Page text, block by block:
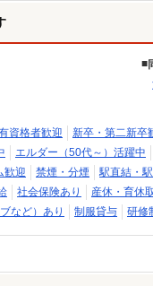
資格者歓迎 新卒・第二新卒
エルダー（50代～）活躍中
歓迎 禁煙・分煙 駅直結・
社会保険あり 産休・育休
など）あり
制服貸与 研修